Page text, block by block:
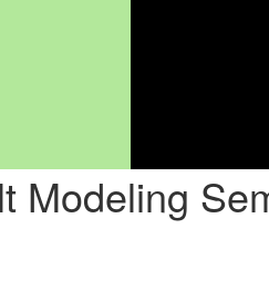
Modeling